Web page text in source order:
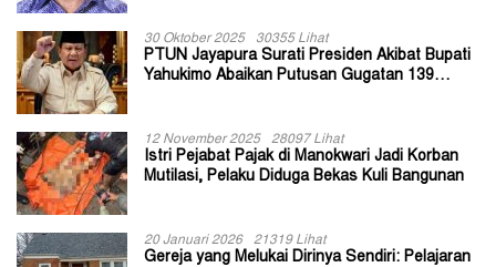
30 Oktober 2025 30355 Lihat
PTUN Jayapura Surati Presiden Akibat Bupati
Yahukimo Abaikan Putusan Gugatan 139
12 November 2025 28097 Lihat
Istri Pejabat Pajak di Manokwari Jadi Korban
Mutilasi, Pelaku Diduga Bekas Kuli Bangunan
20 Januari 2026 21319 Lihat
Gereja yang Melukai Dirinya Sendiri: Pelajaran